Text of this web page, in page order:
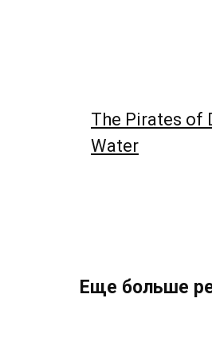
The Pirates of
Water
Еще больше